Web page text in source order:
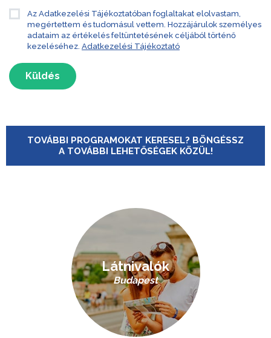
Az Adatkezelési Tájékoztatóban foglaltakat elolvastam,
megértettem és tudomásul vettem. Hozzájárulok személyes
adataim az értékelés feltüntetésének céljából történő
kezeléséhez. Adatkezelési Tájékoztató
Küldés
TOVÁBBI PROGRAMOKAT KERESEL? BÖNGÉSSZ
A TOVÁBBI LEHETŐSÉGEK KÖZÜL!
Látnivalók
Budapest